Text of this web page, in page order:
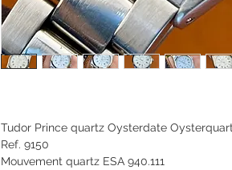
Tudor Prince quartz Oysterdate
Ref. 9150
Mouvement quartz ESA 940.111